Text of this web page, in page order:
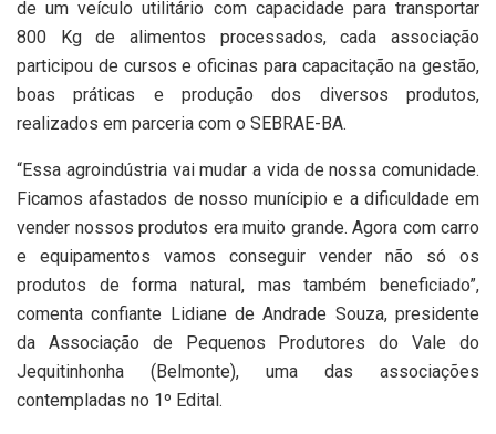
de um veículo utilitário com capacidade para transportar
800 Kg de alimentos processados, cada associação
participou de cursos e oficinas para capacitação na gestão,
boas práticas e produção dos diversos produtos,
realizados em parceria com o SEBRAE-BA.
“Essa agroindústria vai mudar a vida de nossa comunidade.
Ficamos afastados de nosso munícipio e a dificuldade em
vender nossos produtos era muito grande. Agora com carro
e equipamentos vamos conseguir vender não só os
produtos de forma natural, mas também beneficiado”,
comenta confiante Lidiane de Andrade Souza, presidente
da Associação de Pequenos Produtores do Vale do
Jequitinhonha (Belmonte), uma das associações
contempladas no 1º Edital.